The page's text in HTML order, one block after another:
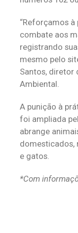
“Reforçamos
combate aos
registrando
mesmo pelo
Santos, diretor
Ambiental.
A punição à
foi ampliada
abrange
domesticados,
e gatos.
*Com